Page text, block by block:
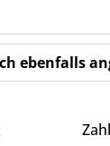
ebenfalls